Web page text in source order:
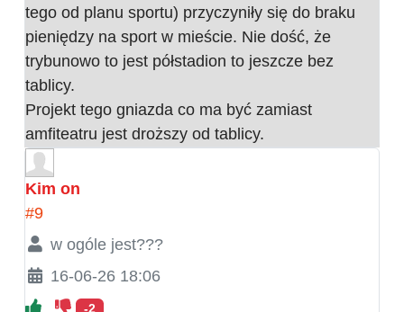
tego od planu sportu) przyczyniły się do braku
pieniędzy na sport w mieście. Nie dość, że
trybunowo to jest półstadion to jeszcze bez
tablicy.
Projekt tego gniazda co ma być zamiast
amfiteatru jest droższy od tablicy.
Kim on
#9
w ogóle jest???
16-06-26 18:06
-2